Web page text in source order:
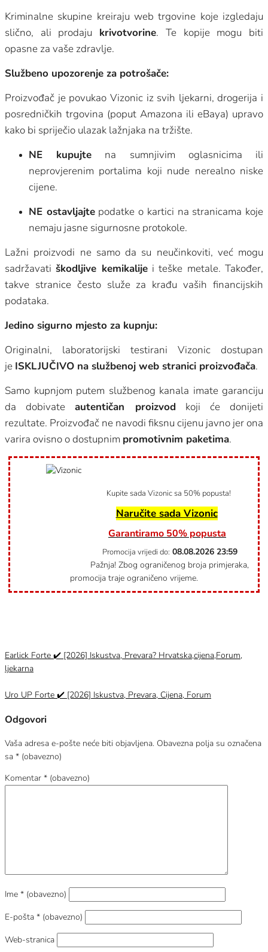
Kriminalne skupine kreiraju web trgovine koje izgledaju
slično, ali prodaju krivotvorine. Te kopije mogu biti
opasne za vaše zdravlje.
Službeno upozorenje za potrošače:
Proizvođač je povukao Vizonic iz svih ljekarni, drogerija i
posredničkih trgovina (poput Amazona ili eBaya) upravo
kako bi spriječio ulazak lažnjaka na tržište.
NE kupujte na sumnjivim oglasnicima ili
neprovjerenim portalima koji nude nerealno niske
cijene.
NE ostavljajtepodatke o kartici na stranicama koje
nemaju jasne sigurnosne protokole.
Lažni proizvodi ne samo da su neučinkoviti, već mogu
sadržavatiškodljive kemikalijei teške metale. Također,
takve stranice često služe za krađu vaših financijskih
podataka.
Jedino sigurno mjesto za kupnju:
Originalni, laboratorijski testirani Vizonic dostupan
je ISKLJUČIVO na službenoj web stranici proizvođača.
Samo kupnjom putem službenog kanala imate garanciju
da dobivateautentičan proizvod koji će donijeti
rezultate. Proizvođač ne navodi fiksnu cijenu javno jer ona
varira ovisno o dostupnim promotivnim paketima.
Kupite sada Vizonic sa 50% popusta!
Naručite sada Vizonic
Garantiramo 50% popusta
Promocija vrijedi do: 08.08.2026 23:59
Pažnja! Zbog ograničenog broja primjeraka,
promocija traje ograničeno vrijeme.
Earlick Forte ✔️ [2026] Iskustva, Prevara? Hrvatska,cijena,Forum,
ljekarna
Uro UP Forte ✔️ [2026] Iskustva, Prevara, Cijena, Forum
Odgovori
Vaša adresa e-pošte neće biti objavljena. Obavezna polja su označena
sa * (obavezno)
Komentar * (obavezno)
Ime * (obavezno)
E-pošta * (obavezno)
Web-stranica